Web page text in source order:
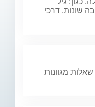
שונות, דרכי
מגוונות